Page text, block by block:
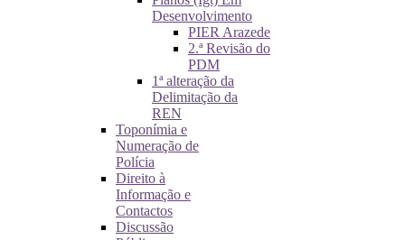
Desenvolvimento
PIER Arazede
2.ª Revisão do
PDM
1ª alteração da
Delimitação da
REN
Toponímia e
Numeração de
Polícia
Direito à
Informação e
Contactos
Discussão